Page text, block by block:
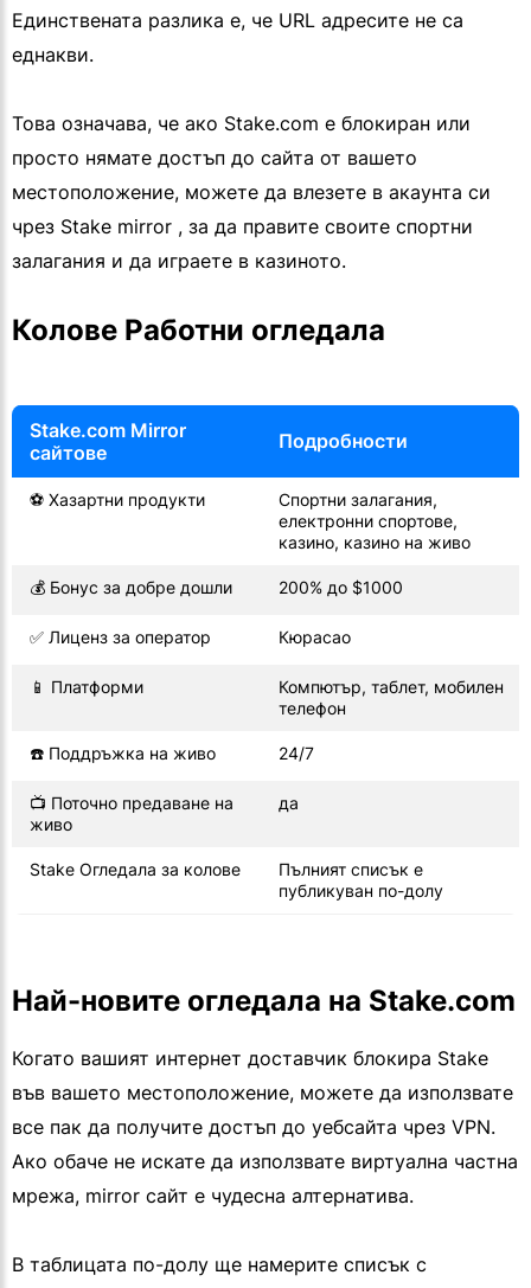
Единствената разлика е, че URL адресите не са
еднакви.
Това означава, че ако Stake.com е блокиран или
просто нямате достъп до сайта от вашето
местоположение, можете да влезете в акаунта си
чрез Stake mirror , за да правите своите спортни
залагания и да играете в казиното.
Колове Работни огледала
Stake.com Mirror
сайтове
Подробности
⚽ Хазартни продукти
Спортни залагания,
електронни спортове,
казино, казино на живо
💰 Бонус за добре дошли 200% до $1000
✅ Лиценз за оператор Кюрасао
📱 Платформи
Компютър, таблет, мобилен
телефон
☎️ Поддръжка на живо 24/7
📺 Поточно предаване на
живо
да
Stake Огледала за колове
Пълният списък е
публикуван по-долу
Най-новите огледала на Stake.com
Когато вашият интернет доставчик блокира Stake
във вашето местоположение, можете да използвате
все пак да получите достъп до уебсайта чрез VPN.
Ако обаче не искате да използвате виртуална частна
мрежа, mirror сайт е чудесна алтернатива.
В таблицата по-долу ще намерите списък с